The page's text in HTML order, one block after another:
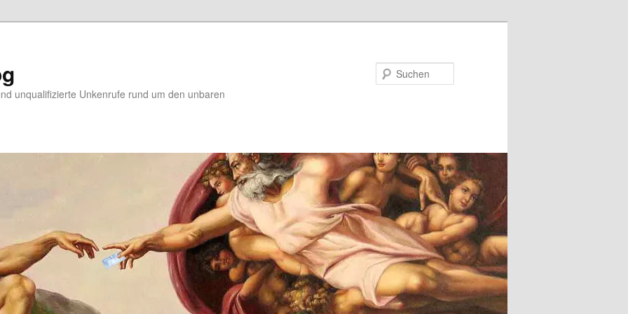
unqualifizierte Unkenrufe rund um den unbaren